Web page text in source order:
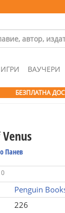
ИГРИ ВАУЧЕРИ
БЕЗПЛАТНА
Панев
Penguin
226